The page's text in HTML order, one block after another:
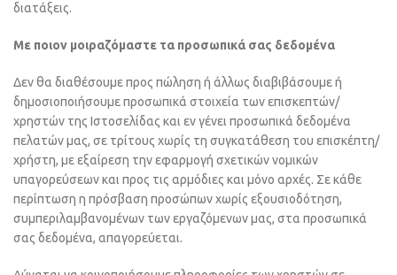
διατάξεις.
Με ποιον μοιραζόμαστε τα προσωπικά σας δεδομένα
Δεν θα διαθέσουμε προς πώληση ή άλλως διαβιβάσουμε ή
δημοσιοποιήσουμε προσωπικά στοιχεία των επισκεπτών/
χρηστών της Ιστοσελίδας και εν γένει προσωπικά δεδομένα
πελατών μας, σε τρίτους χωρίς τη συγκατάθεση του επισκέπτη/
χρήστη, με εξαίρεση την εφαρμογή σχετικών νομικών
υπαγορεύσεων και προς τις αρμόδιες και μόνο αρχές. Σε κάθε
περίπτωση η πρόσβαση προσώπων χωρίς εξουσιοδότηση,
συμπεριλαμβανομένων των εργαζόμενων μας, στα προσωπικά
σας δεδομένα, απαγορεύεται.